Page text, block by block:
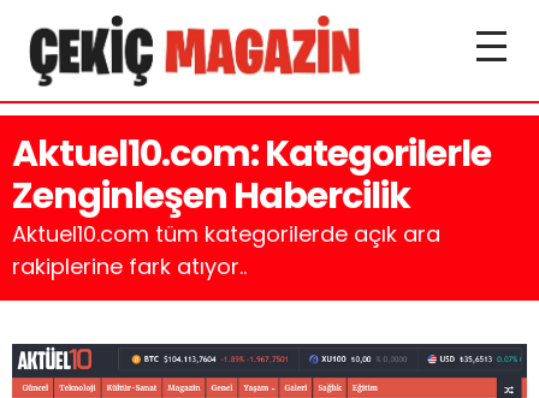
Aktuel10.com: Kategorilerle
Zenginleşen Habercilik
Aktuel10.com tüm kategorilerde açık ara
rakiplerine fark atıyor..